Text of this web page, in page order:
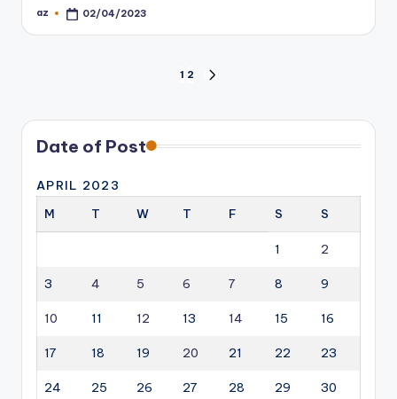
Posted
az 02/04/2023
pagination
1 2
Date of Post
APRIL 2023
M
T W T F S S
1 2
3 4 5 6 7 8 9
10 11 12 13 14 15 16
17 18 19 20 21 22 23
24 25 26 27 28 29 30